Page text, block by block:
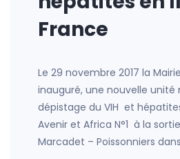
France
Le 29 novembre 2017 la
inauguré, une nouvelle unité
dépistage du VIH et
Avenir et Africa N°1 à la
Marcadet – Poissonniers